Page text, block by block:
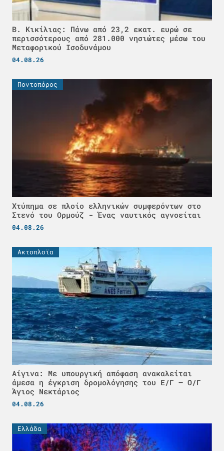
Β. Κικίλιας: Πάνω από 23,2 εκατ. ευρώ σε
περισσότερους από 281.000 νησιώτες μέσω του
Μεταφορικού Ισοδυνάμου
04.08.26
Ποντοπόρος
Χτύπημα σε πλοίο ελληνικών συμφερόντων στο
Στενό του Ορμούζ - Ένας ναυτικός αγνοείται
04.08.26
Ακτοπλοϊα
Αίγινα: Με υπουργική απόφαση ανακαλείται
άμεσα η έγκριση δρομολόγησης του Ε/Γ – Ο/Γ
Άγιος Νεκτάριος
04.08.26
Ελλάδα